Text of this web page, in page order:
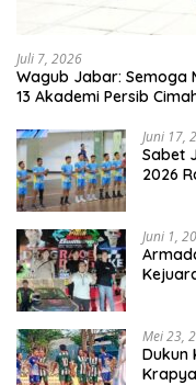
Juli 7, 2026
Wagub Jabar: Semoga
13 Akademi Persib
Juni 17,
Sabet
2026
Juni 1,
Mei 23,
Dukun